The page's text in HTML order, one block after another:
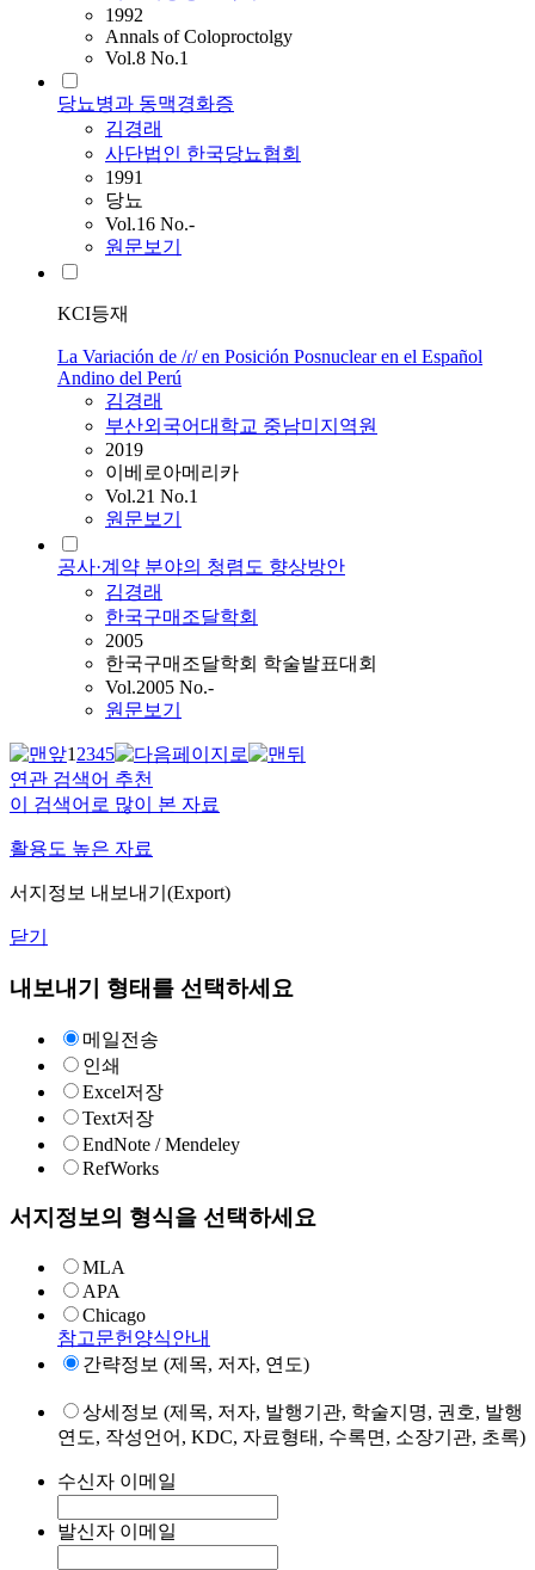
1992
Annals of Coloproctolgy
Vol.8 No.1
당뇨병과 동맥경화증
김경래
사단법인 한국당뇨협회
1991
당뇨
Vol.16 No.-
원문보기
KCI등재
La Variación de /ɾ/ en Posición Posnuclear en el Español
Andino del Perú
김경래
부산외국어대학교 중남미지역원
2019
이베로아메리카
Vol.21 No.1
원문보기
공사·계약 분야의 청렴도 향상방안
김경래
한국구매조달학회
2005
한국구매조달학회 학술발표대회
Vol.2005 No.-
원문보기
12345
연관 검색어 추천
이 검색어로 많이 본 자료
활용도 높은 자료
서지정보 내보내기(Export)
닫기
내보내기 형태를 선택하세요
메일전송
인쇄
Excel저장
Text저장
EndNote / Mendeley
RefWorks
서지정보의 형식을 선택하세요
MLA
APA
Chicago
참고문헌양식안내
간략정보 (제목, 저자, 연도)
상세정보 (제목, 저자, 발행기관, 학술지명, 권호, 발행
연도, 작성언어, KDC, 자료형태, 수록면, 소장기관, 초록)
수신자 이메일
발신자 이메일